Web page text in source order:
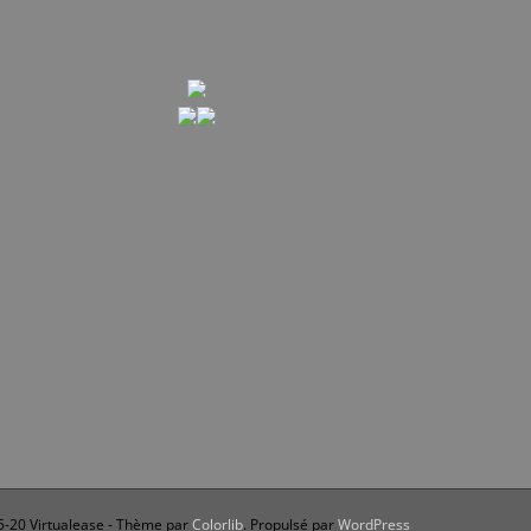
20 Virtualease - Thème parColorlib. Propulsé parWordPress